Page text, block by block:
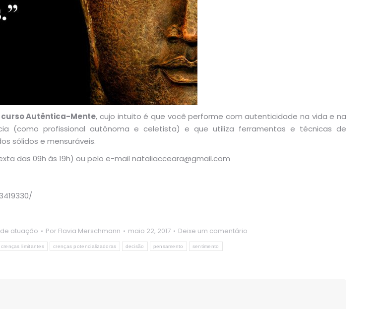
Autêntica-Mente, cujo intuito é que você performe com autenticidade na vida e na
(como profissional autônoma e celetista) e que utiliza ferramentas e técnicas de
sólidos e mensuráveis.
das 09h às 19h) ou pelo e-mail nataliacceara@gmail.com
atuação Por Flavia Merschmann maio 22, 2017
Deixe um comentário
crenças limitantes crenças potencializadoras decisão pensamento sentimento